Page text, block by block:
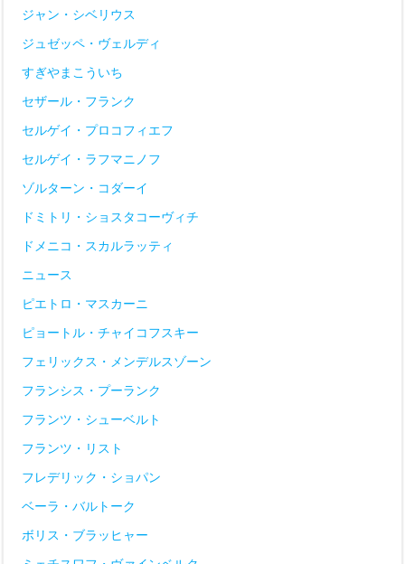
ジャン・シベリウス
ジュゼッペ・ヴェルディ
すぎやまこういち
セザール・フランク
セルゲイ・プロコフィエフ
セルゲイ・ラフマニノフ
ゾルターン・コダーイ
ドミトリ・ショスタコーヴィチ
ドメニコ・スカルラッティ
ニュース
ピエトロ・マスカーニ
ピョートル・チャイコフスキー
フェリックス・メンデルスゾーン
フランシス・プーランク
フランツ・シューベルト
フランツ・リスト
フレデリック・ショパン
ベーラ・バルトーク
ボリス・ブラッヒャー